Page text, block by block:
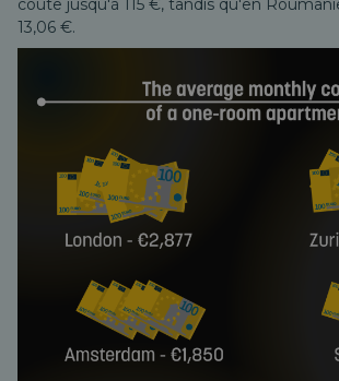
coûte jusqu'à 115 €, tandis qu'en
13,06 €.